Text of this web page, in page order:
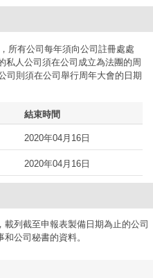
所有公司每年須向公司註冊處處
私人公司須在公司成立為法團的周
司則須在公司舉行周年大會的日期
結束時間
2020年04月16日
2020年04月16日
列截至申報表製備日期為止的公司
公司秘書的資料。